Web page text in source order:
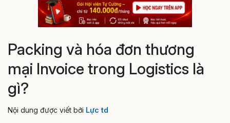
Packing và hóa đơn thương
mại Invoice trong Logistics là
gì?
Nội dung được viết bởi Lực td